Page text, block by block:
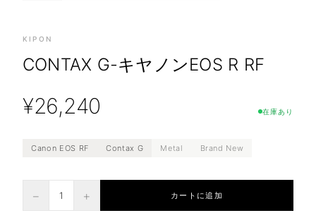
KIPON
CONTAX G-キヤノンEOS R RF
¥26,240 在庫あり
Canon EOS RF Contax G Metal Brand New
− 1 + カートに追加